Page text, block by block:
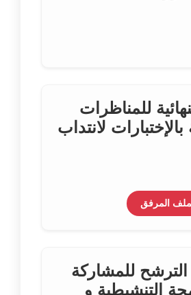
للمناظرات
بالإختبارات لانتداب
المرفق
للمشاركة
التنشيطية و